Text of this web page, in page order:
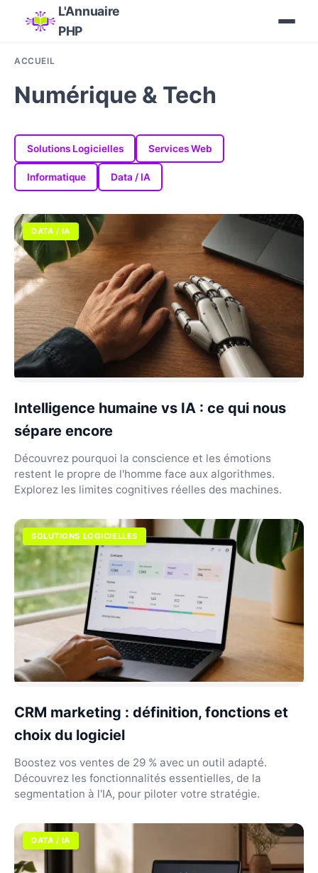
L'Annuaire
PHP
ACCUEIL
Numérique & Tech
Solutions Logicielles Services Web
Informatique Data / IA
DATA / IA
Intelligence humaine vs IA : ce qui nous
sépare encore
Découvrez pourquoi la conscience et les émotions
restent le propre de l'homme face aux algorithmes.
Explorez les limites cognitives réelles des machines.
SOLUTIONS LOGICIELLES
CRM marketing : définition, fonctions et
choix du logiciel
Boostez vos ventes de 29 % avec un outil adapté.
Découvrez les fonctionnalités essentielles, de la
segmentation à l'IA, pour piloter votre stratégie.
DATA / IA